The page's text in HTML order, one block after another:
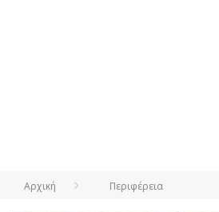
Αρχική Περιφέρεια